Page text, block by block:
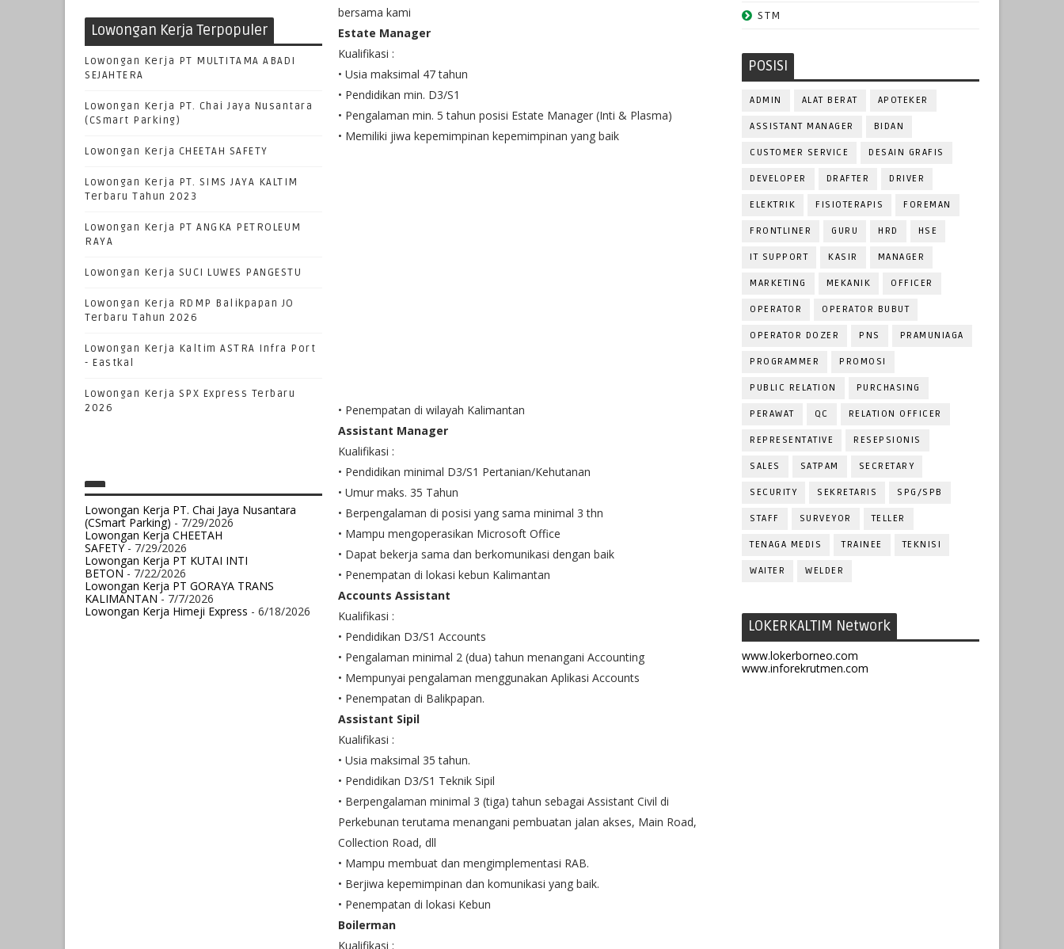
Lowongan Kerja Terpopuler
Lowongan Kerja PT MULTITAMA ABADI
SEJAHTERA
Lowongan Kerja PT. Chai Jaya Nusantara
(CSmart Parking)
Lowongan Kerja CHEETAH SAFETY
Lowongan Kerja PT. SIMS JAYA KALTIM
Terbaru Tahun 2023
Lowongan Kerja PT ANGKA PETROLEUM
RAYA
Lowongan Kerja SUCI LUWES PANGESTU
Lowongan Kerja RDMP Balikpapan JO
Terbaru Tahun 2026
Lowongan Kerja Kaltim ASTRA Infra Port
- Eastkal
Lowongan Kerja SPX Express Terbaru
2026
Lowongan Kerja PT. Chai Jaya Nusantara
(CSmart Parking) - 7/29/2026
Lowongan Kerja CHEETAH
SAFETY- 7/29/2026
Lowongan Kerja PT KUTAI INTI
BETON- 7/22/2026
Lowongan Kerja PT GORAYA TRANS
KALIMANTAN- 7/7/2026
Lowongan Kerja Himeji Express - 6/18/2026
bersama kami
Estate Manager
Kualifikasi :
• Usia maksimal 47 tahun
• Pendidikan min. D3/S1
• Pengalaman min. 5 tahun posisi Estate Manager (Inti & Plasma)
• Memiliki jiwa kepemimpinan kepemimpinan yang baik
• Penempatan di wilayah Kalimantan
Assistant Manager
Kualifikasi :
• Pendidikan minimal D3/S1 Pertanian/Kehutanan
• Umur maks. 35 Tahun
• Berpengalaman di posisi yang sama minimal 3 thn
• Mampu mengoperasikan Microsoft Office
• Dapat bekerja sama dan berkomunikasi dengan baik
• Penempatan di lokasi kebun Kalimantan
Accounts Assistant
Kualifikasi :
• Pendidikan D3/S1 Accounts
• Pengalaman minimal 2 (dua) tahun menangani Accounting
• Mempunyai pengalaman menggunakan Aplikasi Accounts
• Penempatan di Balikpapan.
Assistant Sipil
Kualifikasi :
• Usia maksimal 35 tahun.
• Pendidikan D3/S1 Teknik Sipil
• Berpengalaman minimal 3 (tiga) tahun sebagai Assistant Civil di
Perkebunan terutama menangani pembuatan jalan akses, Main Road,
Collection Road, dll
• Mampu membuat dan mengimplementasi RAB.
• Berjiwa kepemimpinan dan komunikasi yang baik.
• Penempatan di lokasi Kebun
Boilerman
Kualifikasi :
STM
POSISI
ADMIN ALAT BERAT APOTEKER
ASSISTANT MANAGER BIDAN
CUSTOMER SERVICE DESAIN GRAFIS
DEVELOPER DRAFTER DRIVER
ELEKTRIK FISIOTERAPIS FOREMAN
FRONTLINER GURU HRD HSE
IT SUPPORT KASIR MANAGER
MARKETING MEKANIK OFFICER
OPERATOR OPERATOR BUBUT
OPERATOR DOZER PNS PRAMUNIAGA
PROGRAMMER PROMOSI
PUBLIC RELATION PURCHASING
PERAWAT QC RELATION OFFICER
REPRESENTATIVE RESEPSIONIS
SALES SATPAM SECRETARY
SECURITY SEKRETARIS SPG/SPB
STAFF SURVEYOR TELLER
TENAGA MEDIS TRAINEE TEKNISI
WAITER WELDER
LOKERKALTIM Network
www.lokerborneo.com
www.inforekrutmen.com